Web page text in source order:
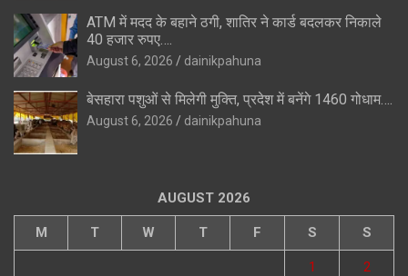
ATM में मदद के बहाने ठगी, शातिर ने कार्ड बदलकर निकाले
40 हजार रुपए….
August 6, 2026 dainikpahuna
बेसहारा पशुओं से मिलेगी मुक्ति, प्रदेश में बनेंगे 1460 गोधाम….
August 6, 2026 dainikpahuna
AUGUST 2026
M T W T F S S
1 2